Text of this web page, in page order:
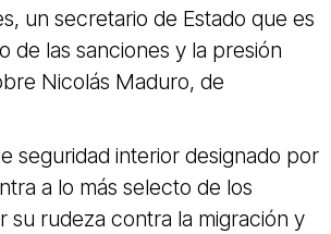
un secretario de Estado que es
de las sanciones y la presión
Nicolás Maduro, de
seguridad interior designado por
a lo más selecto de los
su rudeza contra la migración y